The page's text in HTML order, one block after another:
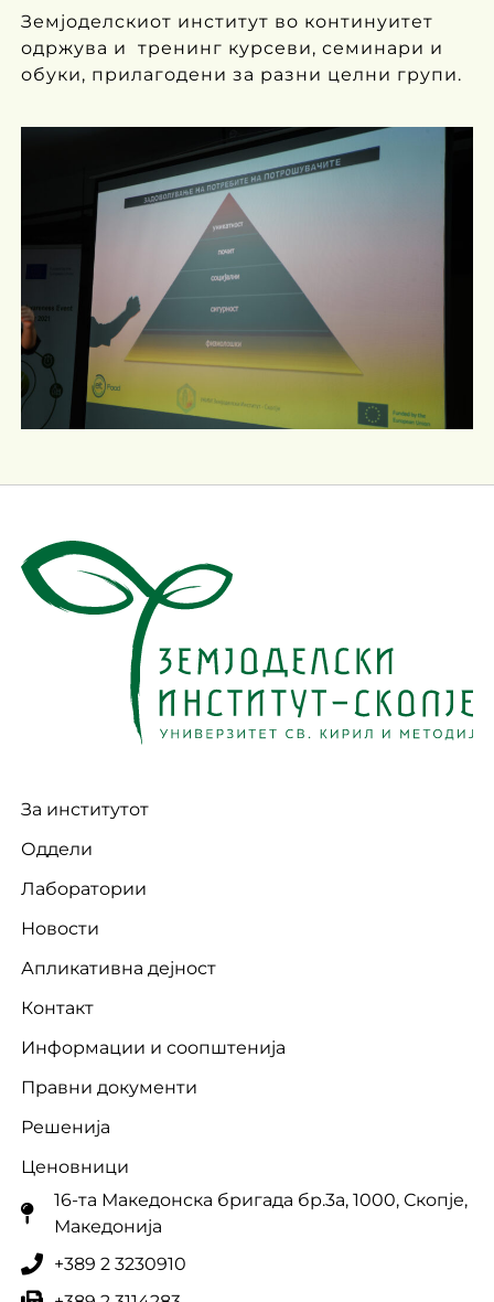
Земјоделскиот институт во континуитет
одржува и тренинг курсеви, семинари и
обуки, прилагодени за разни целни групи.
За институтот
Оддели
Лаборатории
Новости
Апликативна дејност
Контакт
Информации и соопштенија
Правни документи
Решенија
Ценовници
16-та Македонска бригада бр.3a, 1000, Скопје,
Македонија
+389 2 3230910